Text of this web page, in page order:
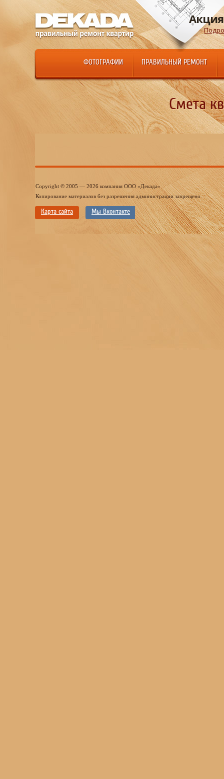
ФОТОГРАФИИ ПРАВИЛЬНЫЙ РЕМОНТ
Смета
Copyright © 2005 — 2026 компания ООО «Декада»
Копирование материалов без разрешения администрации запрещено.
Карта сайта Мы Вконтакте